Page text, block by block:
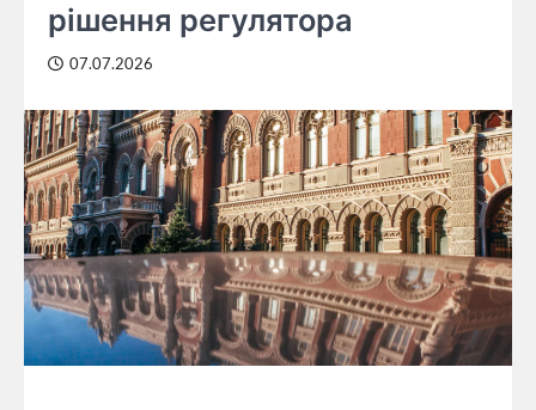
рішення регулятора
07.07.2026